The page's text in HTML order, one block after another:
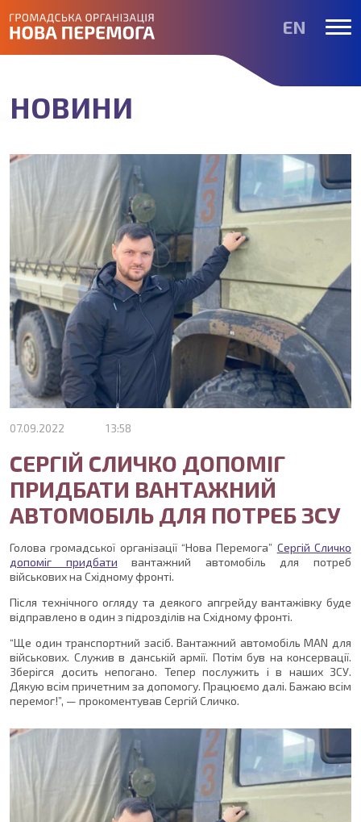
EN
НОВИНИ
ВІДЕОБЛОГ
КОНТАКТИ
НОВИНИ
07.09.2022 13:58
СЕРГІЙ СЛИЧКО ДОПОМІГ
ПРИДБАТИ ВАНТАЖНИЙ
АВТОМОБІЛЬ ДЛЯ ПОТРЕБ ЗСУ
Голова громадської організації “Нова Перемога” Сергій Сличко
допоміг придбати вантажний автомобіль для потреб
військових на Східному фронті.
Після технічного огляду та деякого апгрейду вантажівку буде
відправлено в один з підрозділів на Східному фронті.
“Ще один транспортний засіб. Вантажний автомобіль МАN для
військових. Служив в данській армії. Потім був на консервації.
Зберігся досить непогано. Тепер послужить і в наших ЗСУ.
Дякую всім причетним за допомогу. Працюємо далі. Бажаю всім
перемог!”, — прокоментував Сергій Сличко.